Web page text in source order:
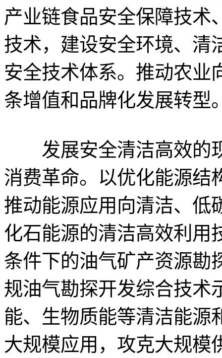
产业链食品安全保障技术
技术，建设安全环境、清
安全技术体系。推动农业
条增值和品牌化发展转型
发展安全清洁高效的
消费革命。以优化能源结
推动能源应用向清洁、低
化石能源的清洁高效利用
条件下的油气矿产资源勘
规油气勘探开发综合技术
能、生物质能等清洁能源
大规模应用，攻克大规模